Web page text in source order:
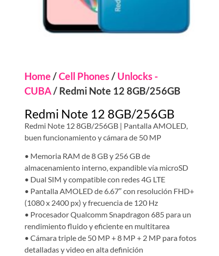
Home /Cell Phones / Unlocks -
CUBA/ Redmi Note 12 8GB/256GB
Redmi Note 12 8GB/256GB
Redmi Note 12 8GB/256GB | Pantalla AMOLED,
buen funcionamiento y cámara de 50 MP
• Memoria RAM de 8 GB y 256 GB de
almacenamiento interno, expandible vía microSD
• Dual SIM y compatible con redes 4G LTE
• Pantalla AMOLED de 6.67″ con resolución FHD+
(1080 x 2400 px) y frecuencia de 120 Hz
• Procesador Qualcomm Snapdragon 685 para un
rendimiento fluido y eficiente en multitarea
• Cámara triple de 50 MP + 8 MP + 2 MP para fotos
detalladas y video en alta definición